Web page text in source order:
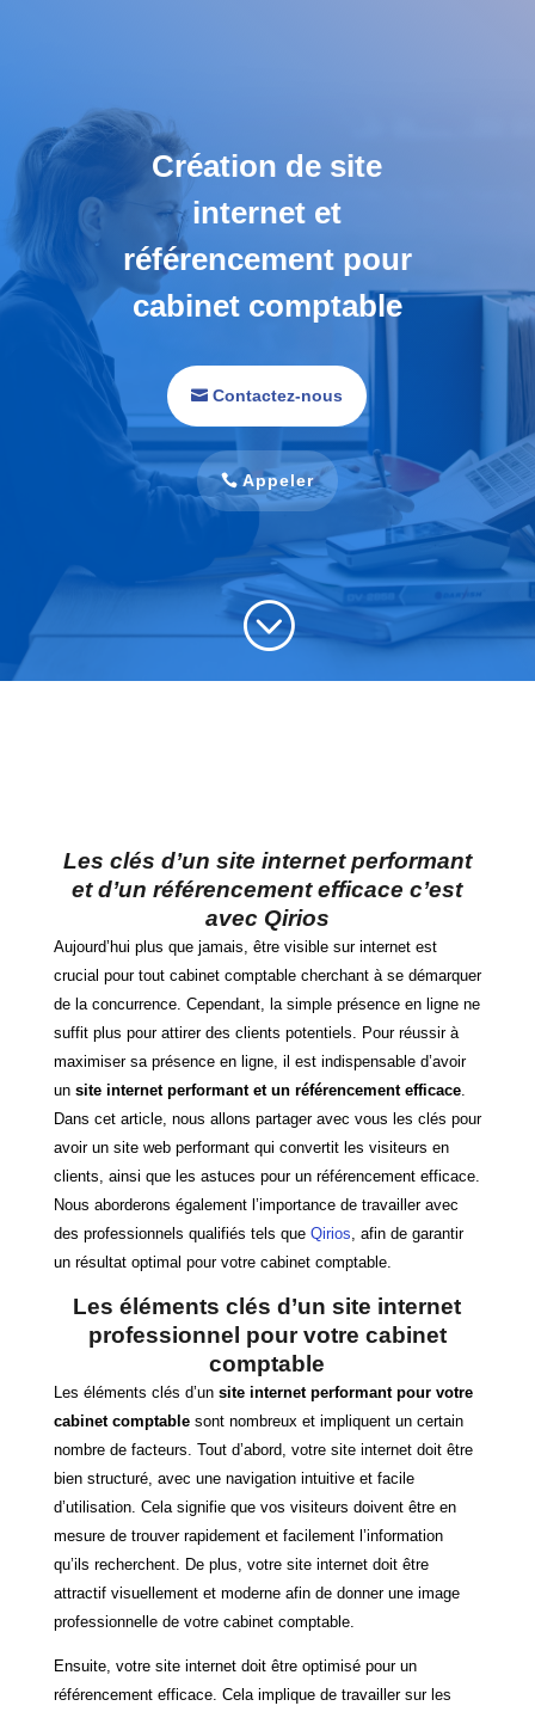
Création de site
internet et
référencement pour
cabinet comptable
Contactez-nous
Appeler
;
Les clés d’un site internetperformant
et d’un référencement efficace c’est
avec Qirios
Aujourd’hui plus que jamais, être visible sur internet est
crucial pour tout cabinet comptable cherchant à se démarquer
de la concurrence. Cependant, la simple présence en ligne ne
suffit plus pour attirer des clients potentiels. Pour réussir à
maximiser sa présence en ligne, il est indispensable d’avoir
un site internet performant et un référencement efficace.
Dans cet article, nous allons partager avec vous les clés pour
avoir un site web performant qui convertit les visiteurs en
clients, ainsi que les astuces pour un référencement efficace.
Nous aborderons également l’importance de travailler avec
des professionnels qualifiés tels que Qirios, afin de garantir
un résultat optimal pour votre cabinet comptable.
Les éléments clés d’un site internet
professionnel pour votre cabinet
comptable
Les éléments clés d’un site internet performant pour votre
cabinet comptablesont nombreux et impliquent un certain
nombre de facteurs. Tout d’abord, votre site internet doit être
bien structuré, avec une navigation intuitive et facile
d’utilisation. Cela signifie que vos visiteurs doivent être en
mesure de trouver rapidement et facilement l’information
qu’ils recherchent. De plus, votre site internet doit être
attractif visuellement et moderne afin de donner une image
professionnelle de votre cabinet comptable.
Ensuite, votre site internet doit être optimisé pour un
référencement efficace. Cela implique de travailler sur les